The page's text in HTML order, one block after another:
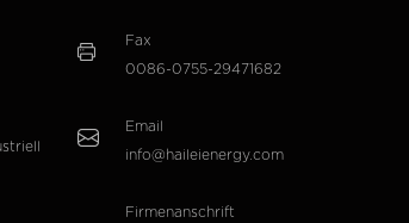
Fax
0086-0755-29471682
Email
info@haileienergy.com
Firmenanschrift